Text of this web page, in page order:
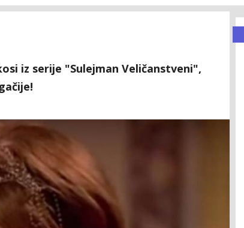
iz serije "Sulejman Veličanstveni",